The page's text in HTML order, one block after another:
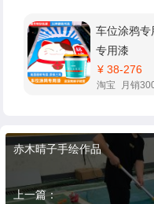
车位涂鸦专
专用漆
¥ 38-276
淘宝 月销
赤木晴子手绘作品
上一篇：